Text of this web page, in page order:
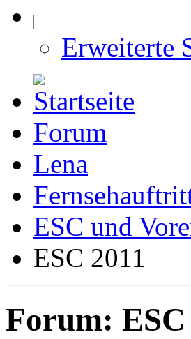
Erweiterte
Forum
Lena
ESC und
ESC 2011
Forum: ESC